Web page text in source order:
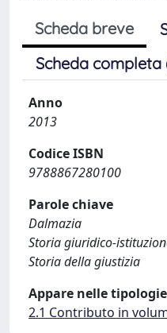
Scheda breve
Scheda completa
Anno
2013
Codice ISBN
9788867280100
Parole chiave
Dalmazia
Storia giuridico-
Storia della giustizia
Appare nelle
2.1 Contributo in